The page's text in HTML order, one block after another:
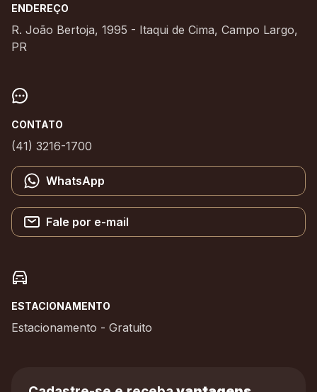
ENDEREÇO
R. João Bertoja, 1995 - Itaqui de Cima, Campo Largo,
PR
CONTATO
(41) 3216-1700
WhatsApp
Fale por e-mail
ESTACIONAMENTO
Estacionamento - Gratuito